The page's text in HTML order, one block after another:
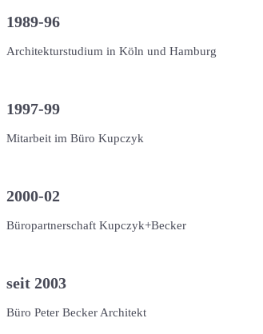
1989-96
Architekturstudium in Köln und Hamburg
1997-99
Mitarbeit im Büro Kupczyk
2000-02
Büropartnerschaft Kupczyk+Becker
seit 2003
Büro Peter Becker Architekt